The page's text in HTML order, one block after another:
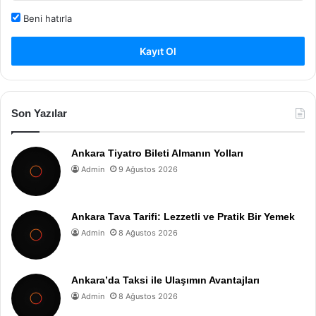
Beni hatırla
Kayıt Ol
Son Yazılar
Ankara Tiyatro Bileti Almanın Yolları
Admin 9 Ağustos 2026
Ankara Tava Tarifi: Lezzetli ve Pratik Bir Yemek
Admin 8 Ağustos 2026
Ankara’da Taksi ile Ulaşımın Avantajları
Admin 8 Ağustos 2026